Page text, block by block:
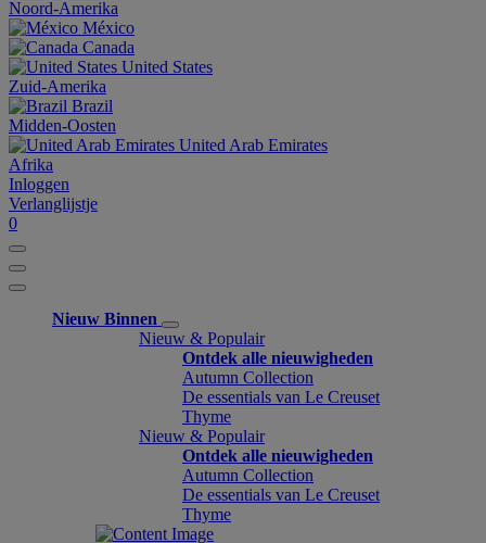
Noord-Amerika
México
Canada
United States
Zuid-Amerika
Brazil
Midden-Oosten
United Arab Emirates
Afrika
Inloggen
Verlanglijstje
0
Nieuw Binnen
Nieuw & Populair
Ontdek alle nieuwigheden
Autumn Collection
De essentials van Le Creuset
Thyme
Nieuw & Populair
Ontdek alle nieuwigheden
Autumn Collection
De essentials van Le Creuset
Thyme